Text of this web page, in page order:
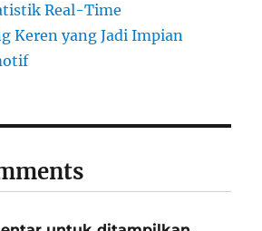
Real-Time
Keren yang Jadi Impian